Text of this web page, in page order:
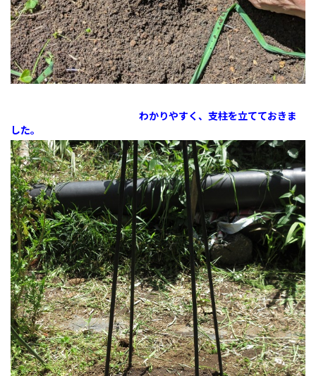
わかりやすく、支柱を立てておきま
した。